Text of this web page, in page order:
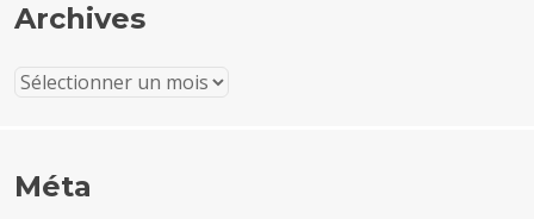
Archives
Archives
Méta